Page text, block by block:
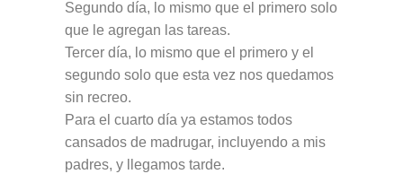
Segundo día, lo mismo que el primero solo
que le agregan las tareas.
Tercer día, lo mismo que el primero y el
segundo solo que esta vez nos quedamos
sin recreo.
Para el cuarto día ya estamos todos
cansados de madrugar, incluyendo a mis
padres, y llegamos tarde.